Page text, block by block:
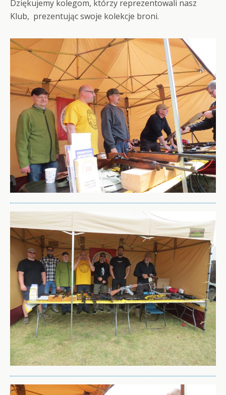
Dziękujemy kolegom, którzy reprezentowali nasz
Klub, prezentując swoje kolekcje broni.